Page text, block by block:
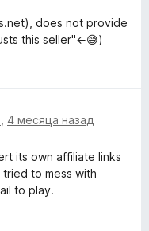
does not provide
this seller"←😅)
4 месяца назад
its own affiliate links
to mess with
to play.